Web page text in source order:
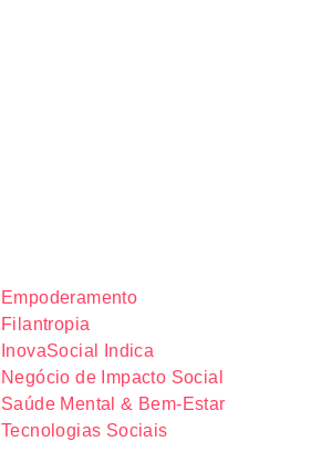
Empoderamento
Filantropia
InovaSocial Indica
Negócio de Impacto Social
Saúde Mental & Bem-Estar
Tecnologias Sociais